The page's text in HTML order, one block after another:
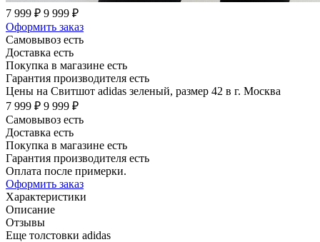
7 999 ₽ 9 999 ₽
Оформить заказ
Самовывоз есть
Доставка есть
Покупка в магазине есть
Гарантия производителя есть
Цены на Свитшот adidas зеленый, размер 42 в г. Москва
7 999 ₽ 9 999 ₽
Самовывоз есть
Доставка есть
Покупка в магазине есть
Гарантия производителя есть
Оплата после примерки.
Оформить заказ
Характеристики
Описание
Отзывы
Еще толстовки adidas